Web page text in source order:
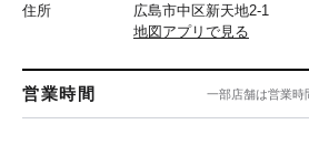
住所
広島市中区新天地2-1
地図アプリで見る
営業時間 一部店舗は営業時